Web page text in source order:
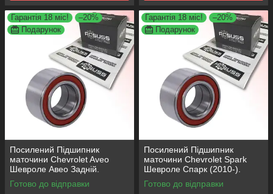
Гарантія 18 міс!
–20%
Подарунок
Посилений Підшипник
маточини Chevrolet Aveo
Шевроле Авео Задній.
АКСУСС Корея! VKBA3525 ,
R155.89 , 713630300
Готово до відправки
Гарантія 18 міс!
–20%
Подарунок
Посилений Підшипник
маточини Chevrolet Spark
Шевроле Спарк (2010-).
Задній. АКСУСС Корея!
VKBA3525 , R155.89 ,
Готово до відправки